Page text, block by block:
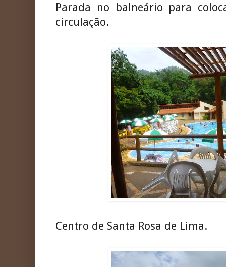
Parada no balneário para
circulação.
Centro de Santa Rosa de Lima.